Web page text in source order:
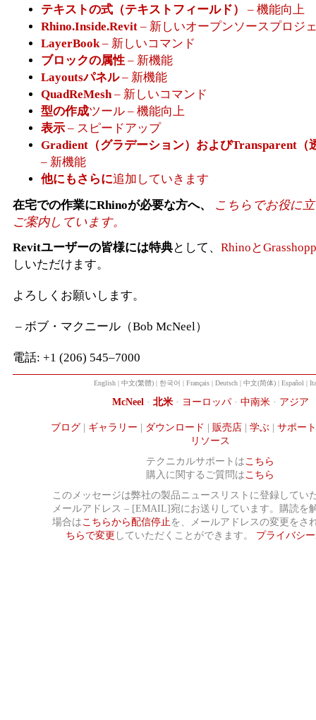
テキストの式（テキストフィールド）
– 機能向上
Rhino.Inside.Revit – 新しいオープンソースプロジ
LayerBook– 新しいコマンド
ブロックの属性 – 新機能
Layoutsパネル– 新機能
QuadReMesh– 新しいコマンド
型の作成ツール – 機能向上
表示 – スピードアップ
Gradient（グラデーション）およびTransparent（
– 新機能
他にもさらに追加していきます
在宅での作業にRhinoが必要な方へ、
こちらでお役に
ご案内しています。
Revitユーザーの皆様には特典として、 Rhinoと
しいただけます。
よろしくお願いします。
– ボブ・マクニール（Bob McNeel）
電話: +1 (206) 545–7000
English | 中文(繁體) | 한국어 | Français | Deutsch | 中文(简体) | Español |
McNeel · 北米· ヨーロッパ· 中南米· アジア
ブログ| ギャラリー | ダウンロード | 販売店| 学ぶ | サポート
リソース
テクニカルサポートはこちら
購入に関するご質問はこちら
このメッセージは弊社の製品ニュースリストに登録してい
メールアドレス – [EMAIL]宛にお送りしています。購読を
場合はこちらから配信停止 を、メールアドレスの変更をさ
ちらで変更 していただくことができます。 プライバシ